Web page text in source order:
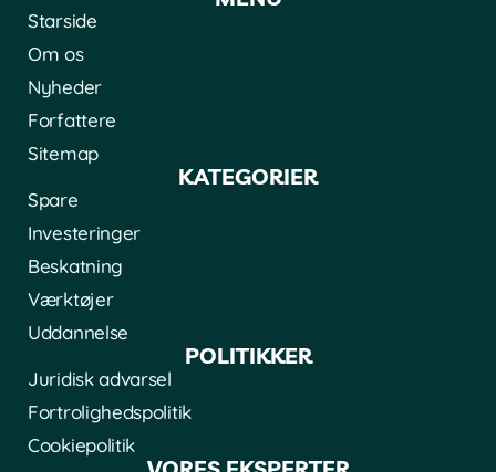
Starside
Om os
Nyheder
Forfattere
Sitemap
KATEGORIER
Spare
Investeringer
Beskatning
Værktøjer
Uddannelse
POLITIKKER
Juridisk advarsel
Fortrolighedspolitik
Cookiepolitik